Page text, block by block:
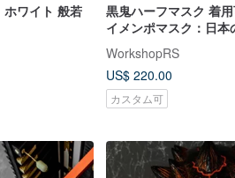
黒鬼ハーフマスク 着
イメンポマスク：日本
WorkshopRS
US$ 220.00
カスタム可